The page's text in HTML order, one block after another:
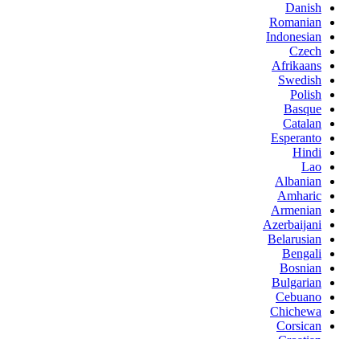
Danish
Romanian
Indonesian
Czech
Afrikaans
Swedish
Polish
Basque
Catalan
Esperanto
Hindi
Lao
Albanian
Amharic
Armenian
Azerbaijani
Belarusian
Bengali
Bosnian
Bulgarian
Cebuano
Chichewa
Corsican